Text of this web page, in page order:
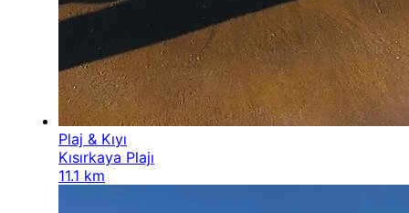
Plaj & Kıyı
Kısırkaya Plajı
11.1 km